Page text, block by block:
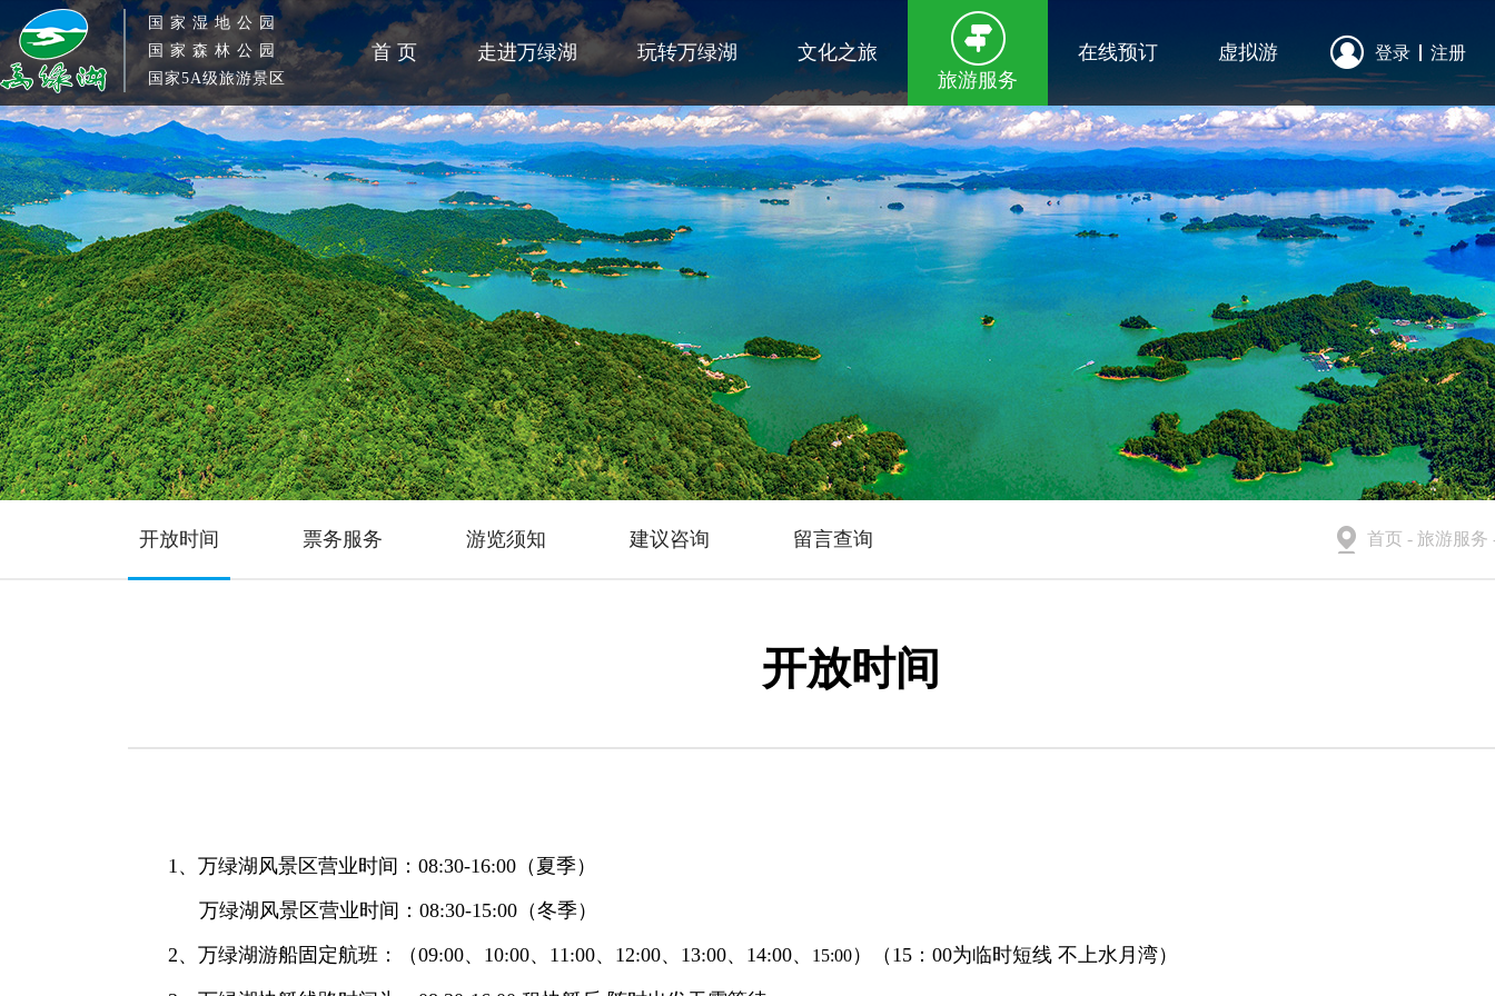
国 家 湿 地 公 园
国 家 森 林 公 园
国家5A级旅游景区
首 页 走进万绿湖 玩转万绿湖
文化之旅
旅游服务
在线预订 虚拟游  登录 注册
开放时间 票务服务 游览须知 建议咨询 留言查询  首页 - 旅游服务
开放时间
1、万绿湖风景区营业时间：08:30-16:00（夏季）
万绿湖风景区营业时间：08:30-15:00（冬季）
2、万绿湖游船固定航班：（09:00、10:00、11:00、12:00、13:00、14:00、
15:00）（15：00为临时短线 不上水月湾）